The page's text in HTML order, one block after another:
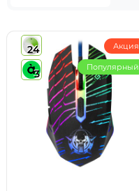
24
3
Акция
Популярный